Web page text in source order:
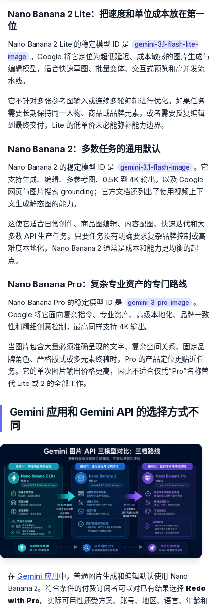
Nano Banana 2 Lite：把速度和单位成本放在第一
位
Nano Banana 2 Lite 的稳定模型 ID 是
gemini-3.1-flash-lite-
image 。Google 将它定位为超低延迟、成本敏感的图片生成与
编辑模型，适合快速草图、批量变体、交互式预览和高并发流
水线。
它不针对多张参考图输入或连续多轮编辑进行优化。如果任务
需要长期保持同一人物、商品或品牌元素，或者需要反复编辑
到最终交付，Lite 的低单价未必能弥补能力边界。
Nano Banana 2：多数任务的通用默认
Nano Banana 2 的稳定模型 ID 是 gemini-3.1-flash-image 。它
支持生成、编辑、多参考图、0.5K 到 4K 输出，以及 Google
网页与图片搜索 grounding；官方文档还列出了使用视频上下
文生成静态图的能力。
这使它适合日常创作、商品图编辑、内容配图、快速迭代和大
多数 API 生产任务。只要任务没有明确要求复杂品牌控制或高
难度本地化，Nano Banana 2 通常是成本和能力更均衡的起
点。
Nano Banana Pro：复杂专业资产的专门路线
Nano Banana Pro 的稳定模型 ID 是 gemini-3-pro-image 。
Google 将它面向复杂指令、专业资产、高级本地化、品牌一致
性和精细创意控制，最高同样支持 4K 输出。
当图片包含大量必须准确呈现的文字、复杂空间关系、固定品
牌角色、严格版式或多元素终稿时，Pro 的产品定位更贴近任
务。它的单次图片输出价格更高，因此不适合仅凭“Pro”名称替
代 Lite 或 2 的全部工作。
Gemini 应用和 Gemini API 的选择方式不
同
在 Gemini 应用中，普通图片生成和编辑默认使用 Nano
Banana 2。符合条件的付费订阅者可以对已有结果选择 Redo
with Pro。实际可用性还受方案、账号、地区、语言、年龄和